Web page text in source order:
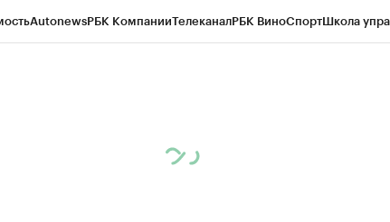
AutonewsРБК КомпанииТелеканалРБК ВиноСпортШкола